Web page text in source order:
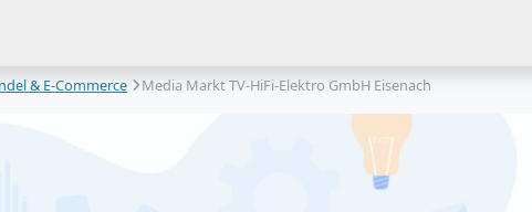
& E-Commerce Media Markt TV‑HiFi‑Elektro GmbH Eisenach